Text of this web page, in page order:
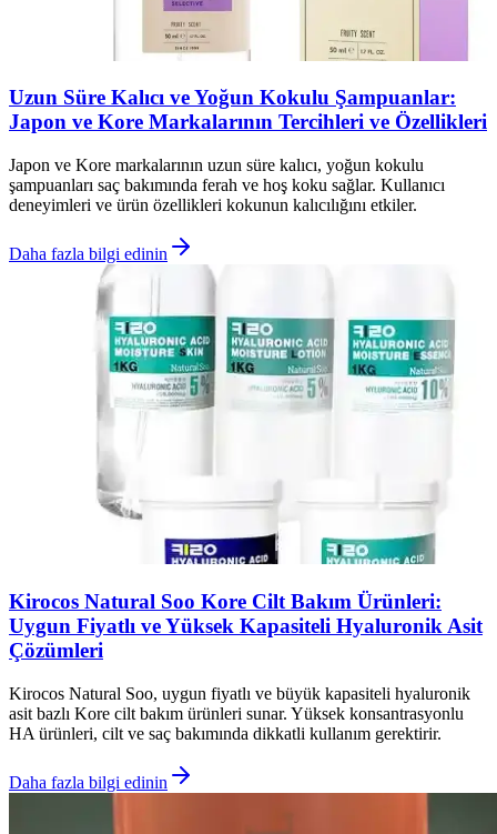
Uzun Süre Kalıcı ve Yoğun Kokulu Şampuanlar:
Japon ve Kore Markalarının Tercihleri ve Özellikleri
Japon ve Kore markalarının uzun süre kalıcı, yoğun kokulu
şampuanları saç bakımında ferah ve hoş koku sağlar. Kullanıcı
deneyimleri ve ürün özellikleri kokunun kalıcılığını etkiler.
Daha fazla bilgi edinin
Kirocos Natural Soo Kore Cilt Bakım Ürünleri:
Uygun Fiyatlı ve Yüksek Kapasiteli Hyaluronik Asit
Çözümleri
Kirocos Natural Soo, uygun fiyatlı ve büyük kapasiteli hyaluronik
asit bazlı Kore cilt bakım ürünleri sunar. Yüksek konsantrasyonlu
HA ürünleri, cilt ve saç bakımında dikkatli kullanım gerektirir.
Daha fazla bilgi edinin